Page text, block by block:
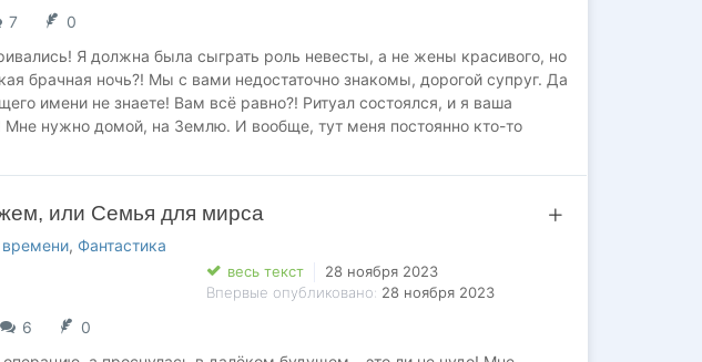
7
0
Я должна была сыграть роль невесты, а не жены красивого, но
брачная ночь?! Мы с вами недостаточно знакомы, дорогой супруг. Да
имени не знаете! Вам всё равно?! Ритуал состоялся, и я ваша
Мне нужно домой, на Землю. И вообще, тут меня постоянно кто-то
погостили, а теперь пора и сматываться!
или Семья для мирса
, Фантастика
весь текст
28 ноября 2023
Впервые опубликовано: 28 ноября 2023
6
0